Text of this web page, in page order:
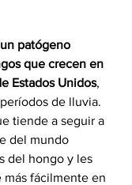
patógeno
que crecen en
Estados Unidos,
de lluvia.
tiende a seguir a
del mundo
del hongo y les
más fácilmente en